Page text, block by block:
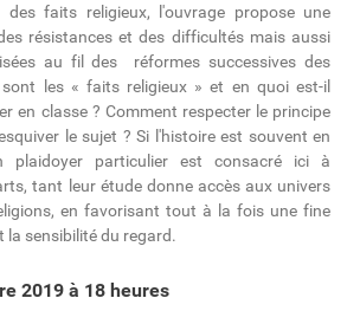
des faits religieux, l'ouvrage propose une
résistances et des difficultés mais aussi
au fil des réformes successives des
les « faits religieux » et en quoi est-il
en classe ? Comment respecter le principe
le sujet ? Si l'histoire est souvent en
plaidoyer particulier est consacré ici à
tant leur étude donne accès aux univers
en favorisant tout à la fois une fine
sensibilité du regard.
2019 à 18 heures